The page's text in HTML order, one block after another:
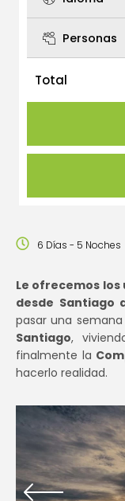
Personas
Total
6 Días - 5 Noches
Le ofrecemos los
desde Santiago
pasar una
Santiago,
finalmente la
hacerlo realidad.